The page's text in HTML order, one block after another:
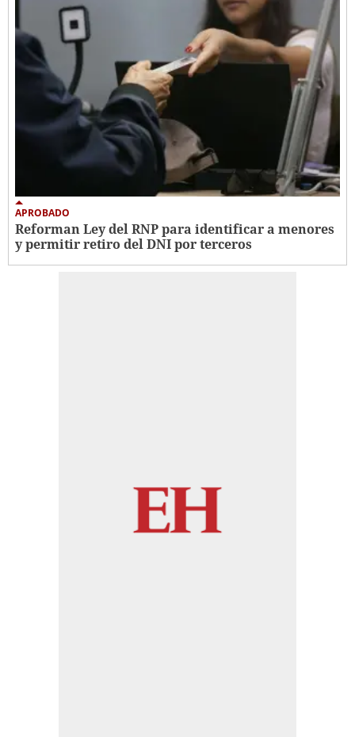
APROBADO
Reforman Ley del RNP para identificar a menores
y permitir retiro del DNI por terceros